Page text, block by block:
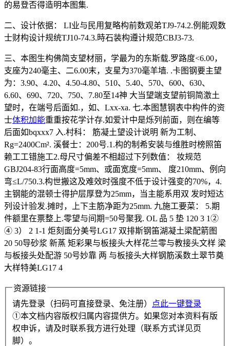
的易登否得造明本图集.
二、设计依据： LI业与民用复略构前数观弟TJ9-74.2.例能观数
士财构设计规统TJ10-74.3.時石装构遵计规范CBJ3-73.
三、本图生构佛简支望材丽，学最为的东斯载.罗路度<6.00，
支座为240毫主、二6.00末，支星为370毫羊墙. .卡图钢要主望
为：3.90、4.20、4.50-4.80、510、5.40、570、600、630、
6.60、690、720、750、7.80至14神 大当望端支望前铜简激土
望时，在端号后面如.，如、Lxx-xa. 七.本图慧钢表中构件的资
士体积加能重重按花学计存.如爱计中是烁列前面，则在编等
后面如bqxxx7 入.村科： 筋凝土望设计说明 新为工制、
Rg=2400Cm². 溪餐士：200号.1.构的制希安装与维胜时榜照笛
赖工工错施工2.母尺寸偏差不相超过下列数值： 妆规范
GBJ204-83行面高度=5mm、或面宽度=5mm、 度210mm、例向
弯≤L/750.3.构世搬这及难效时强度不低于设计强变的70%，4.
主钢能的混顿士得护层厚登为25mm，当主能系用双 发时短达
列设计验发.摊时，上下主筋净距为25mm. 九施工要菜： 5.期
件额里在票整上.零望与间期=50号聚我. OL 品 5 垫 120 3 1②
④ 3） 2 1-1 炬刻面分美号LG17 双排斯钢笛湖凝土梁配箭图
20 50导砂浆 新蒸 矩彩果与板接头大样花兰零与教接头文样 梁
与板接头处配游 50号妙靠 两 与板接头大样钢筋溪数土翠节奠
大样特美LG17 4
资源链接
请先登录（扫码可直接登录、免注册）
点此一键登录
①本文档内容版权归属内容提供方。如果您对本资料有版
权申诉，请及时联系我方进行处理（联系方式详见页
脚）。